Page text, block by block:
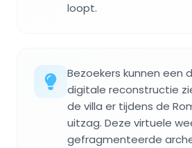
loopt.
Bezoekers kunnen een
digitale reconstructie
de villa er tijdens de
uitzag. Deze virtuele
gefragmenteerde